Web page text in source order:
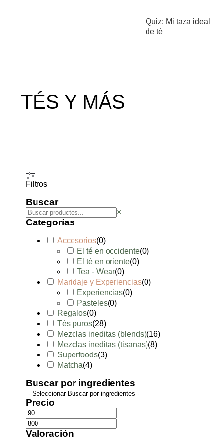
Quiz: Mi taza ideal
de té
TÉS Y MÁS
Filtros
Buscar
×
Categorías
Accesorios(0)
El té en occidente(0)
El té en oriente(0)
Tea - Wear(0)
Maridaje y Experiencias(0)
Experiencias(0)
Pasteles(0)
Regalos(0)
Tés puros(28)
Mezclas ineditas (blends)(16)
Mezclas ineditas (tisanas)(8)
Superfoods(3)
Matcha(4)
Buscar por ingredientes
Precio
Valoración